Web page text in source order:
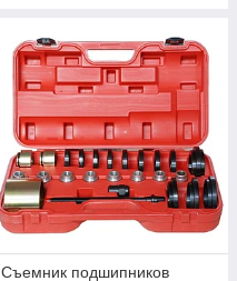
Съемник подшипников